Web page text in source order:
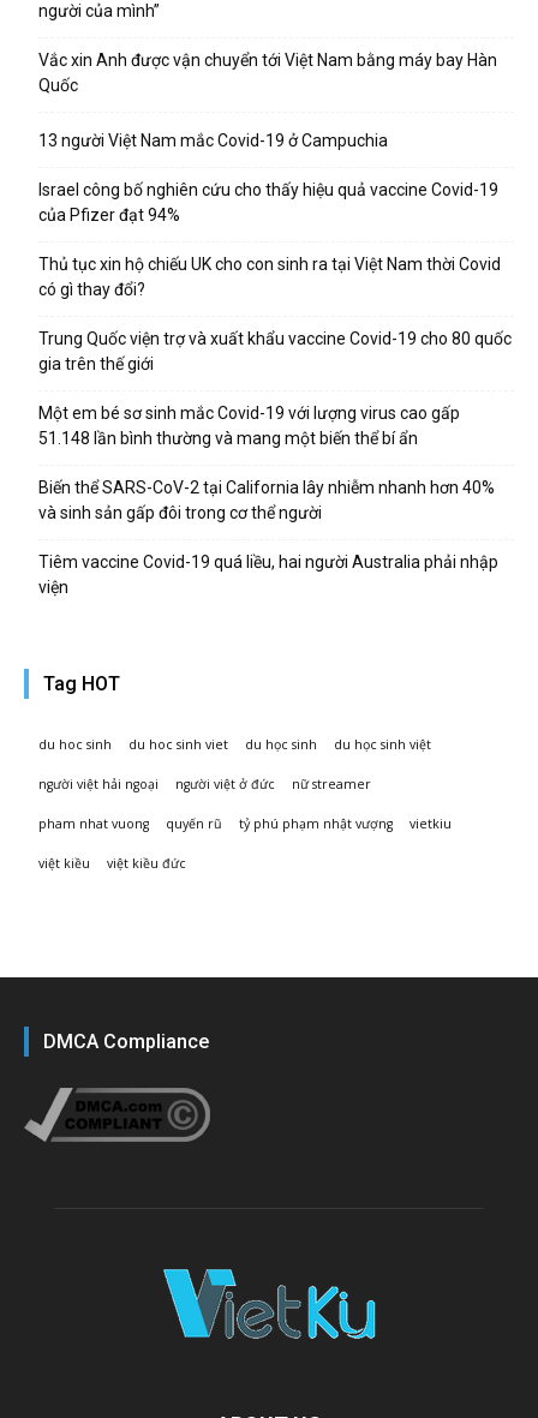
người của mình”
Vắc xin Anh được vận chuyển tới Việt Nam bằng máy bay Hàn
Quốc
13 người Việt Nam mắc Covid-19 ở Campuchia
Israel công bố nghiên cứu cho thấy hiệu quả vaccine Covid-19
của Pfizer đạt 94%
Thủ tục xin hộ chiếu UK cho con sinh ra tại Việt Nam thời Covid
có gì thay đổi?
Trung Quốc viện trợ và xuất khẩu vaccine Covid-19 cho 80 quốc
gia trên thế giới
Một em bé sơ sinh mắc Covid-19 với lượng virus cao gấp
51.148 lần bình thường và mang một biến thể bí ẩn
Biến thể SARS-CoV-2 tại California lây nhiễm nhanh hơn 40%
và sinh sản gấp đôi trong cơ thể người
Tiêm vaccine Covid-19 quá liều, hai người Australia phải nhập
viện
Tag HOT
du hoc sinh du hoc sinh viet du học sinh du học sinh việt
người việt hải ngoại người việt ở đức nữ streamer
pham nhat vuong quyến rũ tỷ phú phạm nhật vượng vietkiu
việt kiều việt kiều đức
DMCA Compliance